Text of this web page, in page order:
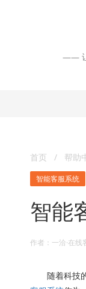
——
首页 / 帮助
智能客服系统
智能
作者：一洽·在
随着科技的